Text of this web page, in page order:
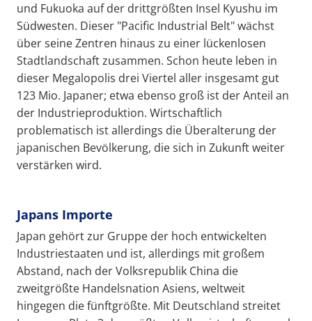
und Fukuoka auf der drittgrößten Insel Kyushu im
Südwesten. Dieser "Pacific Industrial Belt" wächst
über seine Zentren hinaus zu einer lückenlosen
Stadtlandschaft zusammen. Schon heute leben in
dieser Megalopolis drei Viertel aller insgesamt gut
123 Mio. Japaner; etwa ebenso groß ist der Anteil an
der Industrieproduktion. Wirtschaftlich
problematisch ist allerdings die Überalterung der
japanischen Bevölkerung, die sich in Zukunft weiter
verstärken wird.
Japans Importe
Japan gehört zur Gruppe der hoch entwickelten
Industriestaaten und ist, allerdings mit großem
Abstand, nach der Volksrepublik China die
zweitgrößte Handelsnation Asiens, weltweit
hingegen die fünftgrößte. Mit Deutschland streitet